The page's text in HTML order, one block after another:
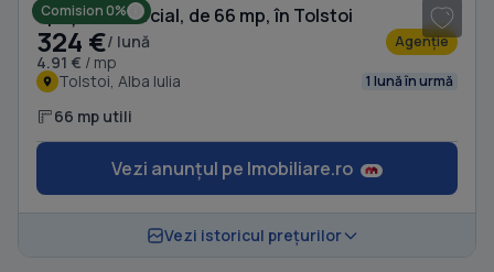
Comision 0%
Spațiu comercial, de 66 mp, în Tolstoi
324 €/ lună
4.91 € / mp
Agenție
Tolstoi, Alba Iulia 1 lună în urmă
66 mp utili
Vezi anunțul pe Imobiliare.ro
Vezi istoricul prețurilor